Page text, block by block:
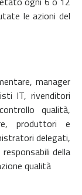
le azioni del
manager
IT, rivenditori
qualità,
produttori e
delegati,
della
qualità